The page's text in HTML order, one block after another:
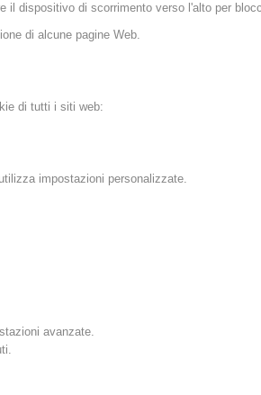
il dispositivo di scorrimento verso l'alto per
di alcune pagine Web.
di tutti i siti web:
impostazioni personalizzate.
avanzate.